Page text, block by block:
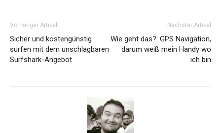
Vorheriger Artikel
Sicher und kostengünstig
surfen mit dem unschlagbaren
Surfshark-Angebot
Nächster Artikel
Wie geht das?: GPS Navigation,
darum weiß mein Handy wo
ich bin